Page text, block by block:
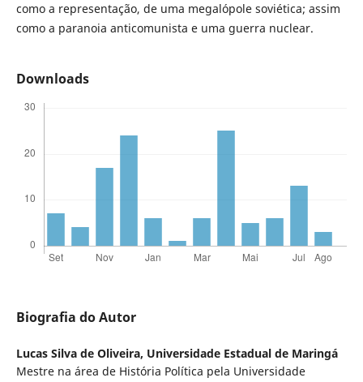
como a representação, de uma megalópole soviética; assim
como a paranoia anticomunista e uma guerra nuclear.
Downloads
Biografia do Autor
Lucas Silva de Oliveira, Universidade Estadual de Maringá
Mestre na área de História Política pela Universidade